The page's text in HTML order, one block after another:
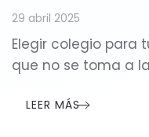
29 abril 2025
Elegir colegio para
que no se toma a
LEER MÁS